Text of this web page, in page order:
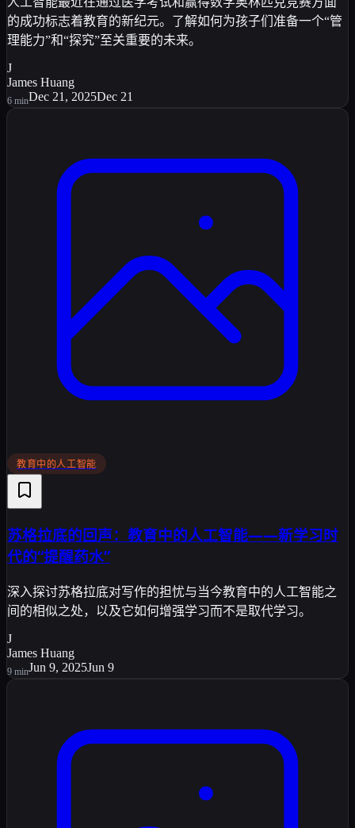
的成功标志着教育的新纪元。了解如何为孩子们准备一个“管
理能力”和“探究”至关重要的未来。
J
James Huang
6 minDec 21, 2025Dec 21
教育中的人工智能
苏格拉底的回声：教育中的人工智能——新学习时
代的“提醒药水”
深入探讨苏格拉底对写作的担忧与当今教育中的人工智能之
间的相似之处，以及它如何增强学习而不是取代学习。
J
James Huang
9 minJun 9, 2025Jun 9